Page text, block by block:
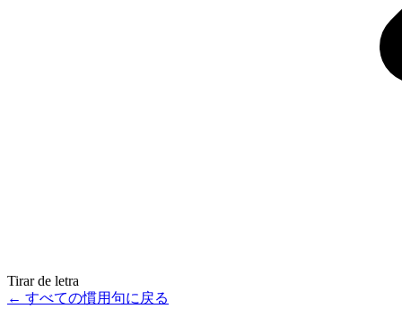
Tirar de letra
← すべての慣用句に戻る